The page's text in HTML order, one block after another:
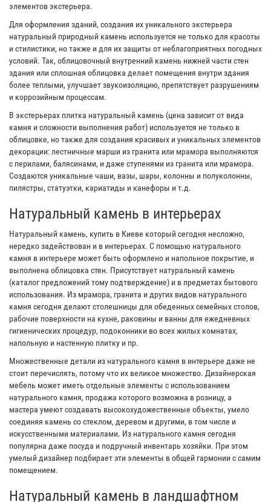
элементов экстерьера.
Для оформления зданий, создания их уникального экстерьера
натуральный природный камень используется не только для красоты
и стилистики, но также и для их защиты от неблагоприятных погодных
условий. Так, облицовочный внутренний камень нижней части стен
здания или сплошная облицовка делает помещения внутри здания
более теплыми, улучшает звукоизоляцию, препятствует разрушениям
и коррозийным процессам.
В экстерьерах плитка натуральный камень (цена зависит от вида
камня и сложности выполнения работ) используется не только в
облицовке, но также для создания красивых и уникальных элементов
декорации: лестничные марши из гранита или мрамора выполняются
с перилами, балясинами, и даже ступенями из гранита или мрамора.
Создаются уникальные чаши, вазы, шары, колонны и полуколонны,
пилястры, статуэтки, кариатиды и канефоры и т.д.
Натуральный камень в интерьерах
Натуральный камень, купить в Киеве который сегодня несложно,
нередко задействован и в интерьерах. С помощью натурального
камня в интерьере может быть оформлено и напольное покрытие, и
выполнена облицовка стен. Присутствует натуральный камень
(каталог предложений тому подтверждение) и в предметах бытового
использования. Из мрамора, гранита и других видов натурального
камня сегодня делают столешницы для обеденных семейных столов,
рабочие поверхности на кухне, раковины и ванны для ежедневных
гигиенических процедур, подоконники во всех жилых комнатах,
напольную и настенную плитку и пр.
Множественные детали из натурального камня в интерьере даже не
стоит перечислять, потому что их великое множество. Дизайнерская
мебель может иметь отдельные элементы с использованием
натурального камня, продажа которого возможна в розницу, а
мастера умеют создавать высокохудожественные объекты, умело
соединяя камень со стеклом, деревом и другими, в том числе и
искусственными материалами. Из натурального камня сегодня
популярна даже посуда и подручный инвентарь хозяйки. При этом
умелый дизайнер подбирает эти элементы в общей гармонии с самим
помещением.
Натуральный камень в ландшафтном